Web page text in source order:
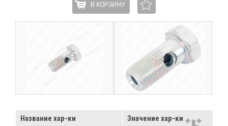
В КОРЗИНУ
Название хар-ки
Значение хар-ки